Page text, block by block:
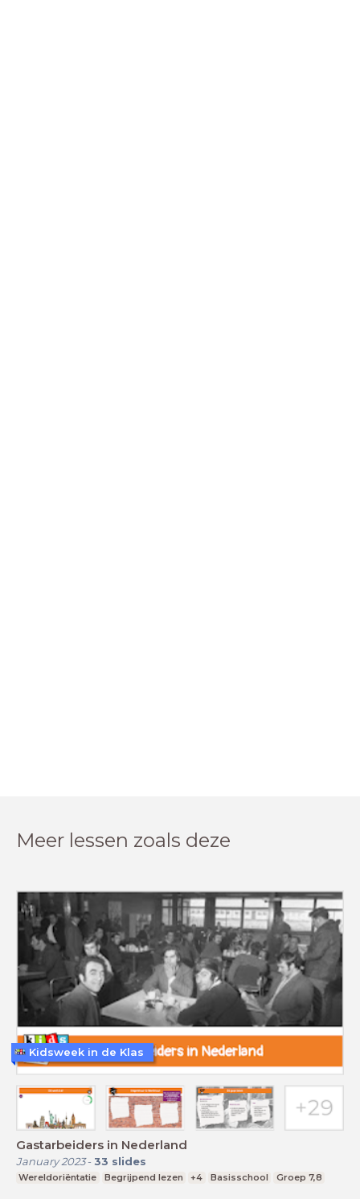
Meer lessen zoals deze
Gastarbeiders in Nederland
January 2023- 33 slides
Wereldoriëntatie Begrijpend lezen +4 Basisschool Groep 7,8
Kidsweek in de Klas